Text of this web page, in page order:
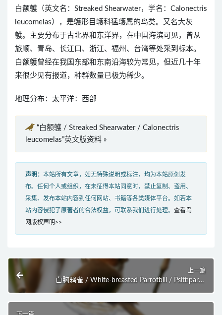
白额鹱（英文名：Streaked Shearwater，学名：Calonectris
leucomelas），是鹱形目鹱科猛鹱属的鸟类。又名大灰
鹱。主要分布于古北界和东洋界，在中国海滨可见，曾从
旅顺、青岛、长江口、浙江、福州、台湾等处采到标本。
白额鹱曾经在我国东部和东南沿海较为常见，但近几十年
来很少见有报道，种群数量已极为稀少。
地理分布：太平洋：西部
“白额鹱 / Streaked Shearwater / Calonectris
leucomelas”英文版资料 »
声明： 本站所有文章，如无特殊说明或标注，均为本站原创发
布。任何个人或组织，在未征得本站同意时，禁止复制、盗用、
采集、发布本站内容到任何网站、书籍等各类媒体平台。如若本
站内容侵犯了原著者的合法权益，可联系我们进行处理。 查看鸟
网版权声明>>
上一篇
白胸鸦雀 / White-breasted Parrotbill / Psittiparus